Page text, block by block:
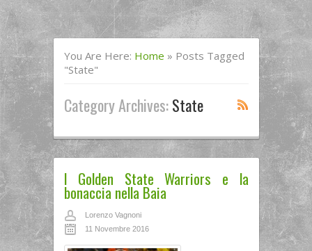
You Are Here: Home » Posts Tagged
"State"
Category Archives:State
I Golden State Warriors e la
bonaccia nella Baia
Lorenzo Vagnoni
11 Novembre 2016